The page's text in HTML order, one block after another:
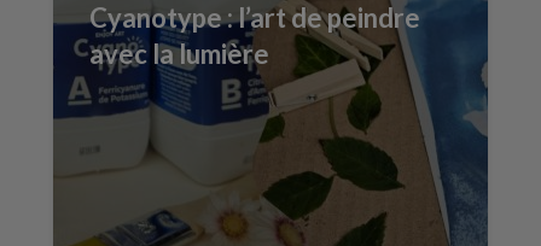
Cyanotype : l’art de peindre
avec la lumière